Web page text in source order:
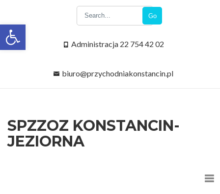
Open toolbar
Go
Administracja 22 754 42 02
biuro@przychodniakonstancin.pl
SPZZOZ KONSTANCIN-
JEZIORNA